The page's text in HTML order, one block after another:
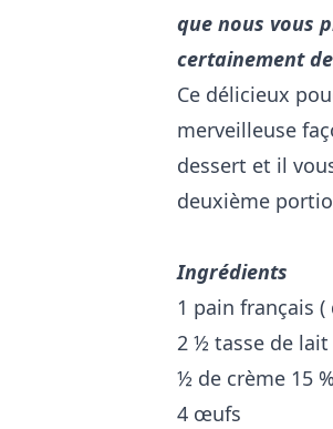
que nous vous
certainement
Ce délicieux
merveilleuse
dessert et il
deuxième
Ingrédients
1 pain français
2 ½ tasse de lait
½ de crème 15 %
4 œufs